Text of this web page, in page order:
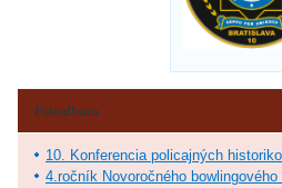
Fotoalbum
10. Konferencia policajných
4.ročník Novoročného bowlingového